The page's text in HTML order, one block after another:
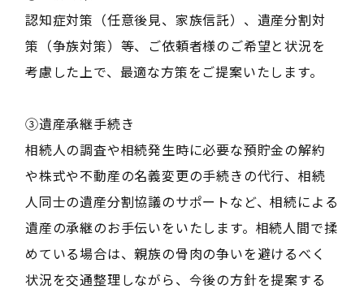
認知症対策（任意後見、家族信託）、遺産分割対
策（争族対策）等、ご依頼者様のご希望と状況を
考慮した上で、最適な方策をご提案いたします。
③遺産承継手続き
相続人の調査や相続発生時に必要な預貯金の解約
や株式や不動産の名義変更の手続きの代行、相続
人同士の遺産分割協議のサポートなど、相続による
遺産の承継のお手伝いをいたします。相続人間で揉
めている場合は、親族の骨肉の争いを避けるべく
状況を交通整理しながら、今後の方針を提案する